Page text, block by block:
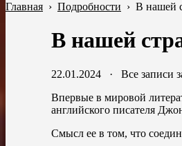
Главная › Подробности › В нашей
В нашей
22.01.2024 ·Все записи
Впервые в мировой
английского писателя
Смысл ее в том, что